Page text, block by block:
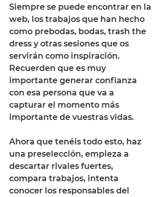
Siempre se puede encontrar en la
web, los trabajos que han hecho
como prebodas, bodas, trash the
dress y otras sesiones que os
servirán como inspiración.
Recuerden que es muy
importante generar confianza
con esa persona que va a
capturar el momento más
importante de vuestras vidas.
Ahora que tenéis todo esto, haz
una preselección, empieza a
descartar rivales fuertes,
compara trabajos, intenta
conocer los responsables del